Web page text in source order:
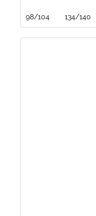
98/104 134/140